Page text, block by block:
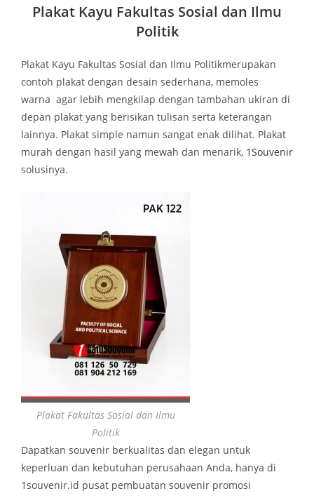
Plakat Kayu Fakultas Sosial dan Ilmu
Politik
Plakat Kayu Fakultas Sosial dan Ilmu Politikmerupakan
contoh plakat dengan desain sederhana, memoles
warna agar lebih mengkilap dengan tambahan ukiran di
depan plakat yang berisikan tulisan serta keterangan
lainnya. Plakat simple namun sangat enak dilihat. Plakat
murah dengan hasil yang mewah dan menarik, 1Souvenir
solusinya.
Plakat Fakultas Sosial dan Ilmu
Politik
Dapatkan souvenir berkualitas dan elegan untuk
keperluan dan kebutuhan perusahaan Anda, hanya di
1souvenir.id pusat pembuatan souvenir promosi